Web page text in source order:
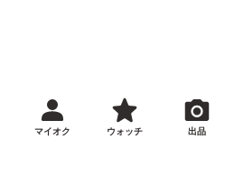
マイオク ウォッチ 出品